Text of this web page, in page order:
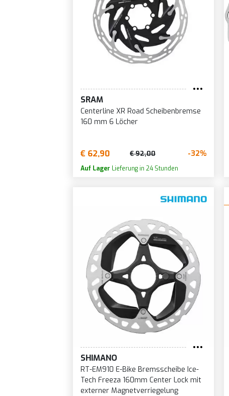
145
146
147
148
150
151
153
155
156
222
223
226
SRAM
Centerline XR Road Scheibenbremse
160 mm 6 Löcher
€ 62,90 € 92,00 -32%
Auf Lager Lieferung in 24 Stunden
SHIMANO
RT-EM910 E-Bike Bremsscheibe Ice-
Tech Freeza 160mm Center Lock mit
externer Magnetverriegelung